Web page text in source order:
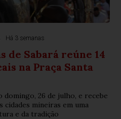
Há 3 semanas
de Sabará reúne 14
na Praça Santa
26 de julho, e recebe
cidades mineiras em uma
e da tradição